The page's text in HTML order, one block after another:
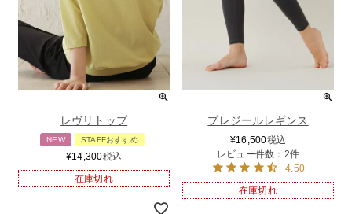
レヴリトップ
NEW STAFFおすすめ
¥14,300税込
在庫切れ
プレジールレギンス
¥16,500税込
レビュー件数：2件
4.50
在庫切れ